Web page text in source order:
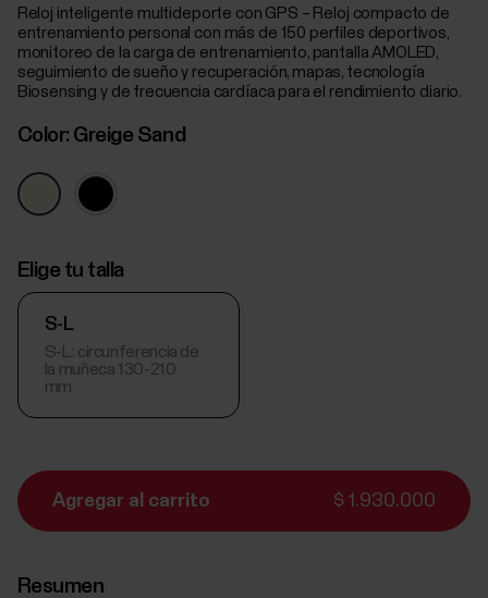
Reloj inteligente multideporte con GPS – Reloj compacto de
entrenamiento personal con más de 150 perfiles deportivos,
monitoreo de la carga de entrenamiento, pantalla AMOLED,
seguimiento de sueño y recuperación, mapas, tecnología
Biosensing y de frecuencia cardíaca para el rendimiento diario.
Color: Greige Sand
Elige tu talla
S-L
S-L: circunferencia de
la muñeca 130-210
mm
Agregar al carrito $ 1.930.000
Resumen